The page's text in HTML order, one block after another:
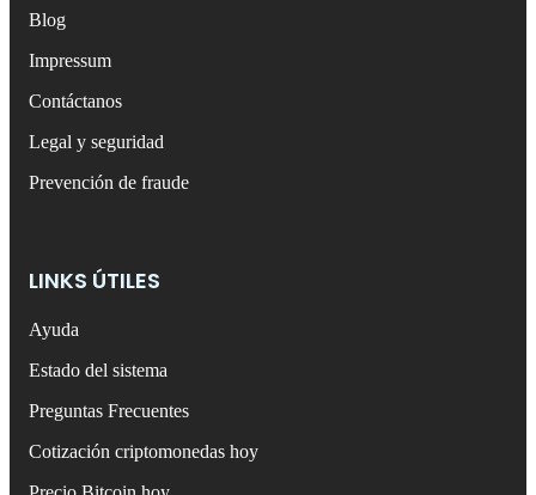
Blog
Impressum
Contáctanos
Legal y seguridad
Prevención de fraude
LINKS ÚTILES
Ayuda
Estado del sistema
Preguntas Frecuentes
Cotización criptomonedas hoy